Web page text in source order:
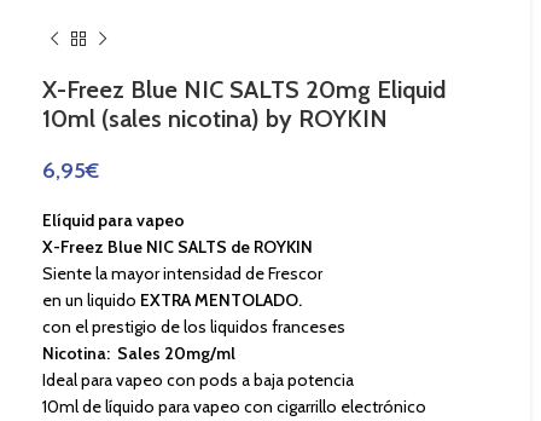
X-Freez Blue NIC SALTS 20mg Eliquid
10ml (sales nicotina) by ROYKIN
6,95€
Elíquid para vapeo
X-Freez Blue NIC SALTS de ROYKIN
Siente la mayor intensidad de Frescor
en un liquido EXTRA MENTOLADO.
con el prestigio de los liquidos franceses
Nicotina: Sales 20mg/ml
Ideal para vapeo con pods a baja potencia
10ml de líquido para vapeo con cigarrillo electrónico